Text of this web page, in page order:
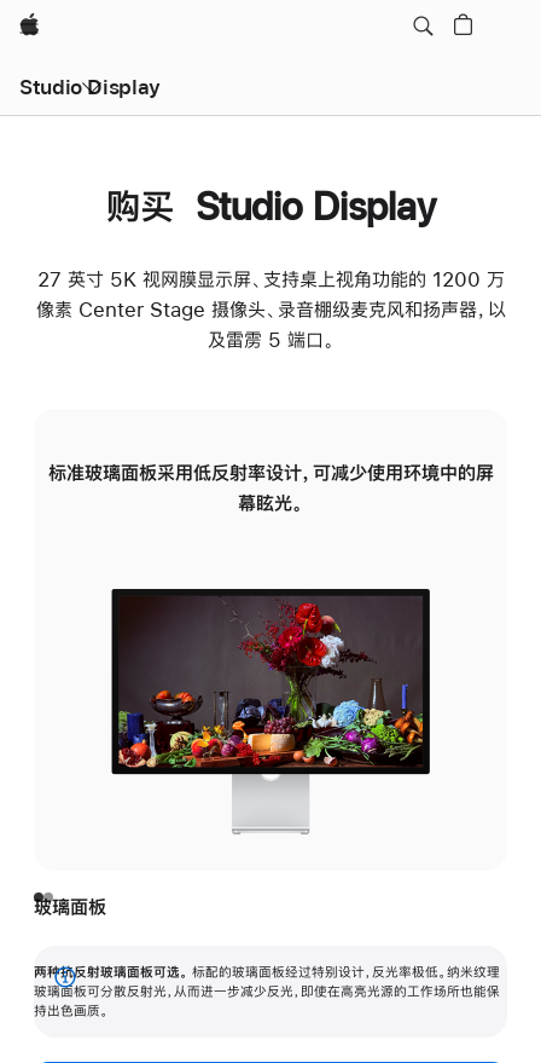
Apple
Studio Display
购买 Studio Display
27 英寸 5K 视网膜显示屏、支持桌上视角功能的 1200 万
像素 Center Stage 摄像头、录音棚级麦克风和扬声器，以
及雷雳 5 端口。
标准玻璃面板采用低反射率设计，可减少使用环境中的屏
幕眩光。
玻璃面板
两种抗反射玻璃面板可选。 标配的玻璃面板经过特别设计，反光率极低。纳米纹理
玻璃面板可分散反射光，从而进一步减少反光，即使在高亮光源的工作场所也能保
持出色画质。
展
开